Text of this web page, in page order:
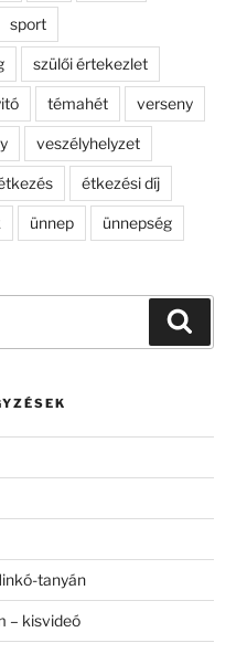
sport
szülői értekezlet
témahét verseny
veszélyhelyzet
étkezési díj
ünnep ünnepség
tanyán
– kisvideó